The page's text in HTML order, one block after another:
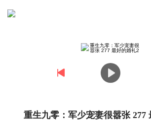
重生九零：军少宠妻很嚣张 277